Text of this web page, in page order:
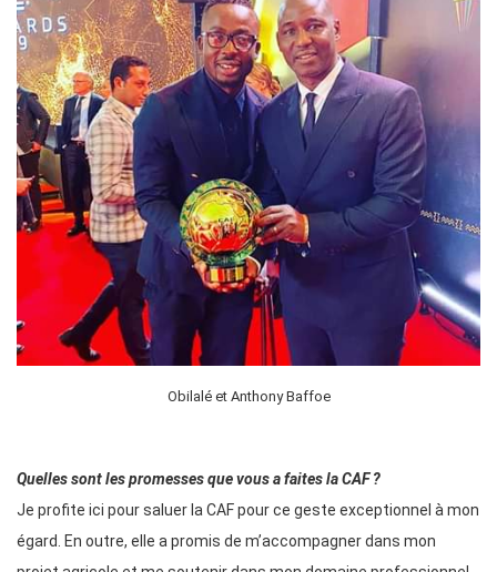
Obilalé et Anthony Baffoe
Quelles sont les promesses que vous a faites la CAF ?
Je profite ici pour saluer la CAF pour ce geste exceptionnel à mon
égard. En outre, elle a promis de m’accompagner dans mon